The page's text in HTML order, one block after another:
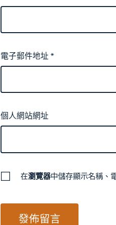
電子郵件地址*
個人網站網址
在瀏覽器中儲存顯示名稱、